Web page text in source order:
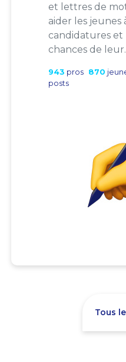
et lettres de
aider les
candidatures
chances de
943 pros 870
posts
Tous